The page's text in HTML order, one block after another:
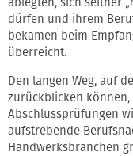
dürfen und ihrem
bekamen beim
überreicht.
Den langen Weg, auf
zurückblicken
Abschlussprüfungen
aufstrebende
Handwerksbranchen